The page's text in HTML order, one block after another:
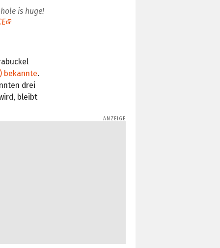
is huge!
bekannte.
drei
bleibt